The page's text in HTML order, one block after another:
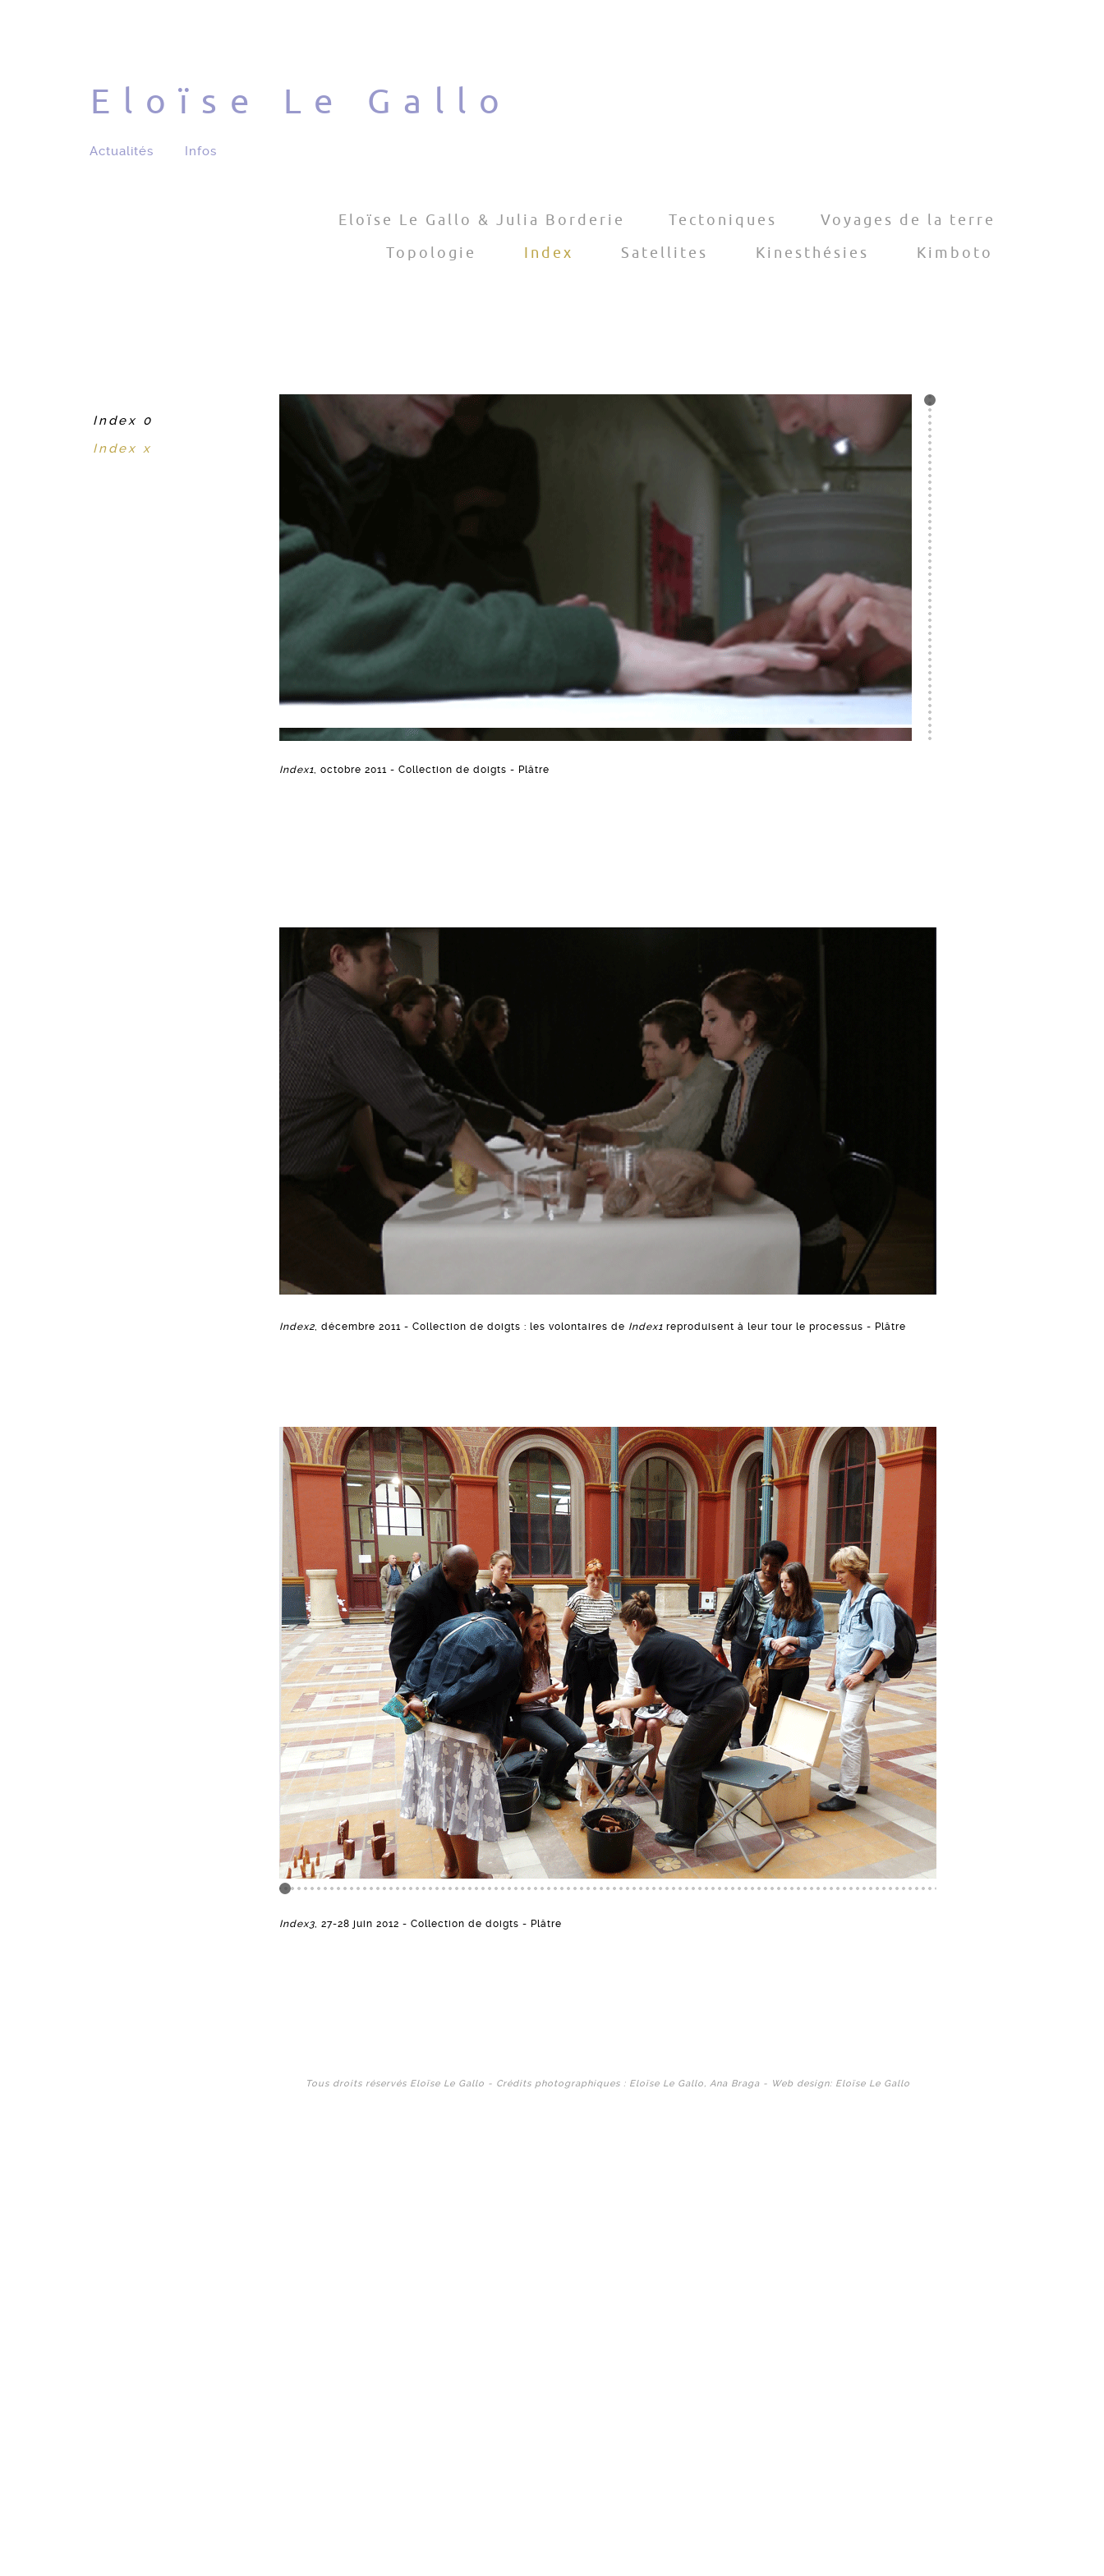
Eloïse Le Gallo
Actualités Infos
Eloïse Le Gallo & Julia Borderie Tectoniques
Voyages de la terre
Topologie
Index Satellites Kinesthésies Kimboto
Index 0
Index x
Index1, octobre 2011 - Collection de doigts - Plâtre
Index2, décembre 2011 - Collection de doigts : les volontaires de Index1 reproduisent à leur tour le processus - Plâtre
Index3, 27-28 juin 2012 - Collection de doigts - Plâtre
Tous droits réservés Eloïse Le Gallo - Crédits photographiques : Eloïse Le Gallo, Ana Braga - Web design: Eloïse Le Gallo